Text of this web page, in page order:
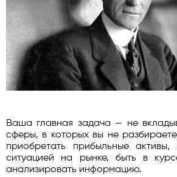
Ваша главная задача — не
сферы, в которых вы не
приобретать прибыльные
ситуацией на рынке, быть в
анализировать информацию.